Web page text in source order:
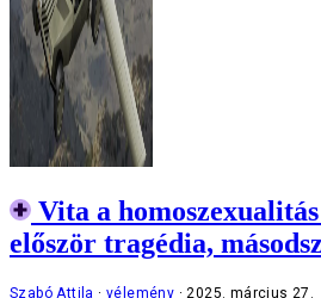
Vita a
először tragédia,
Szabó Attila vélemény 2025. március 27.